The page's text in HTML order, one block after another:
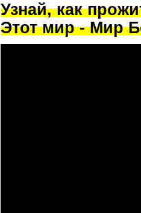
Узнай, как
Этот мир - Мир